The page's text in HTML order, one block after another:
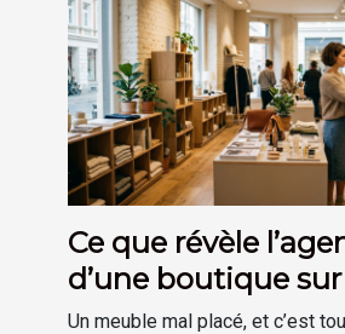
Ce que révèle
d’une boutique
stratégie de
Un meuble mal placé, et c’est